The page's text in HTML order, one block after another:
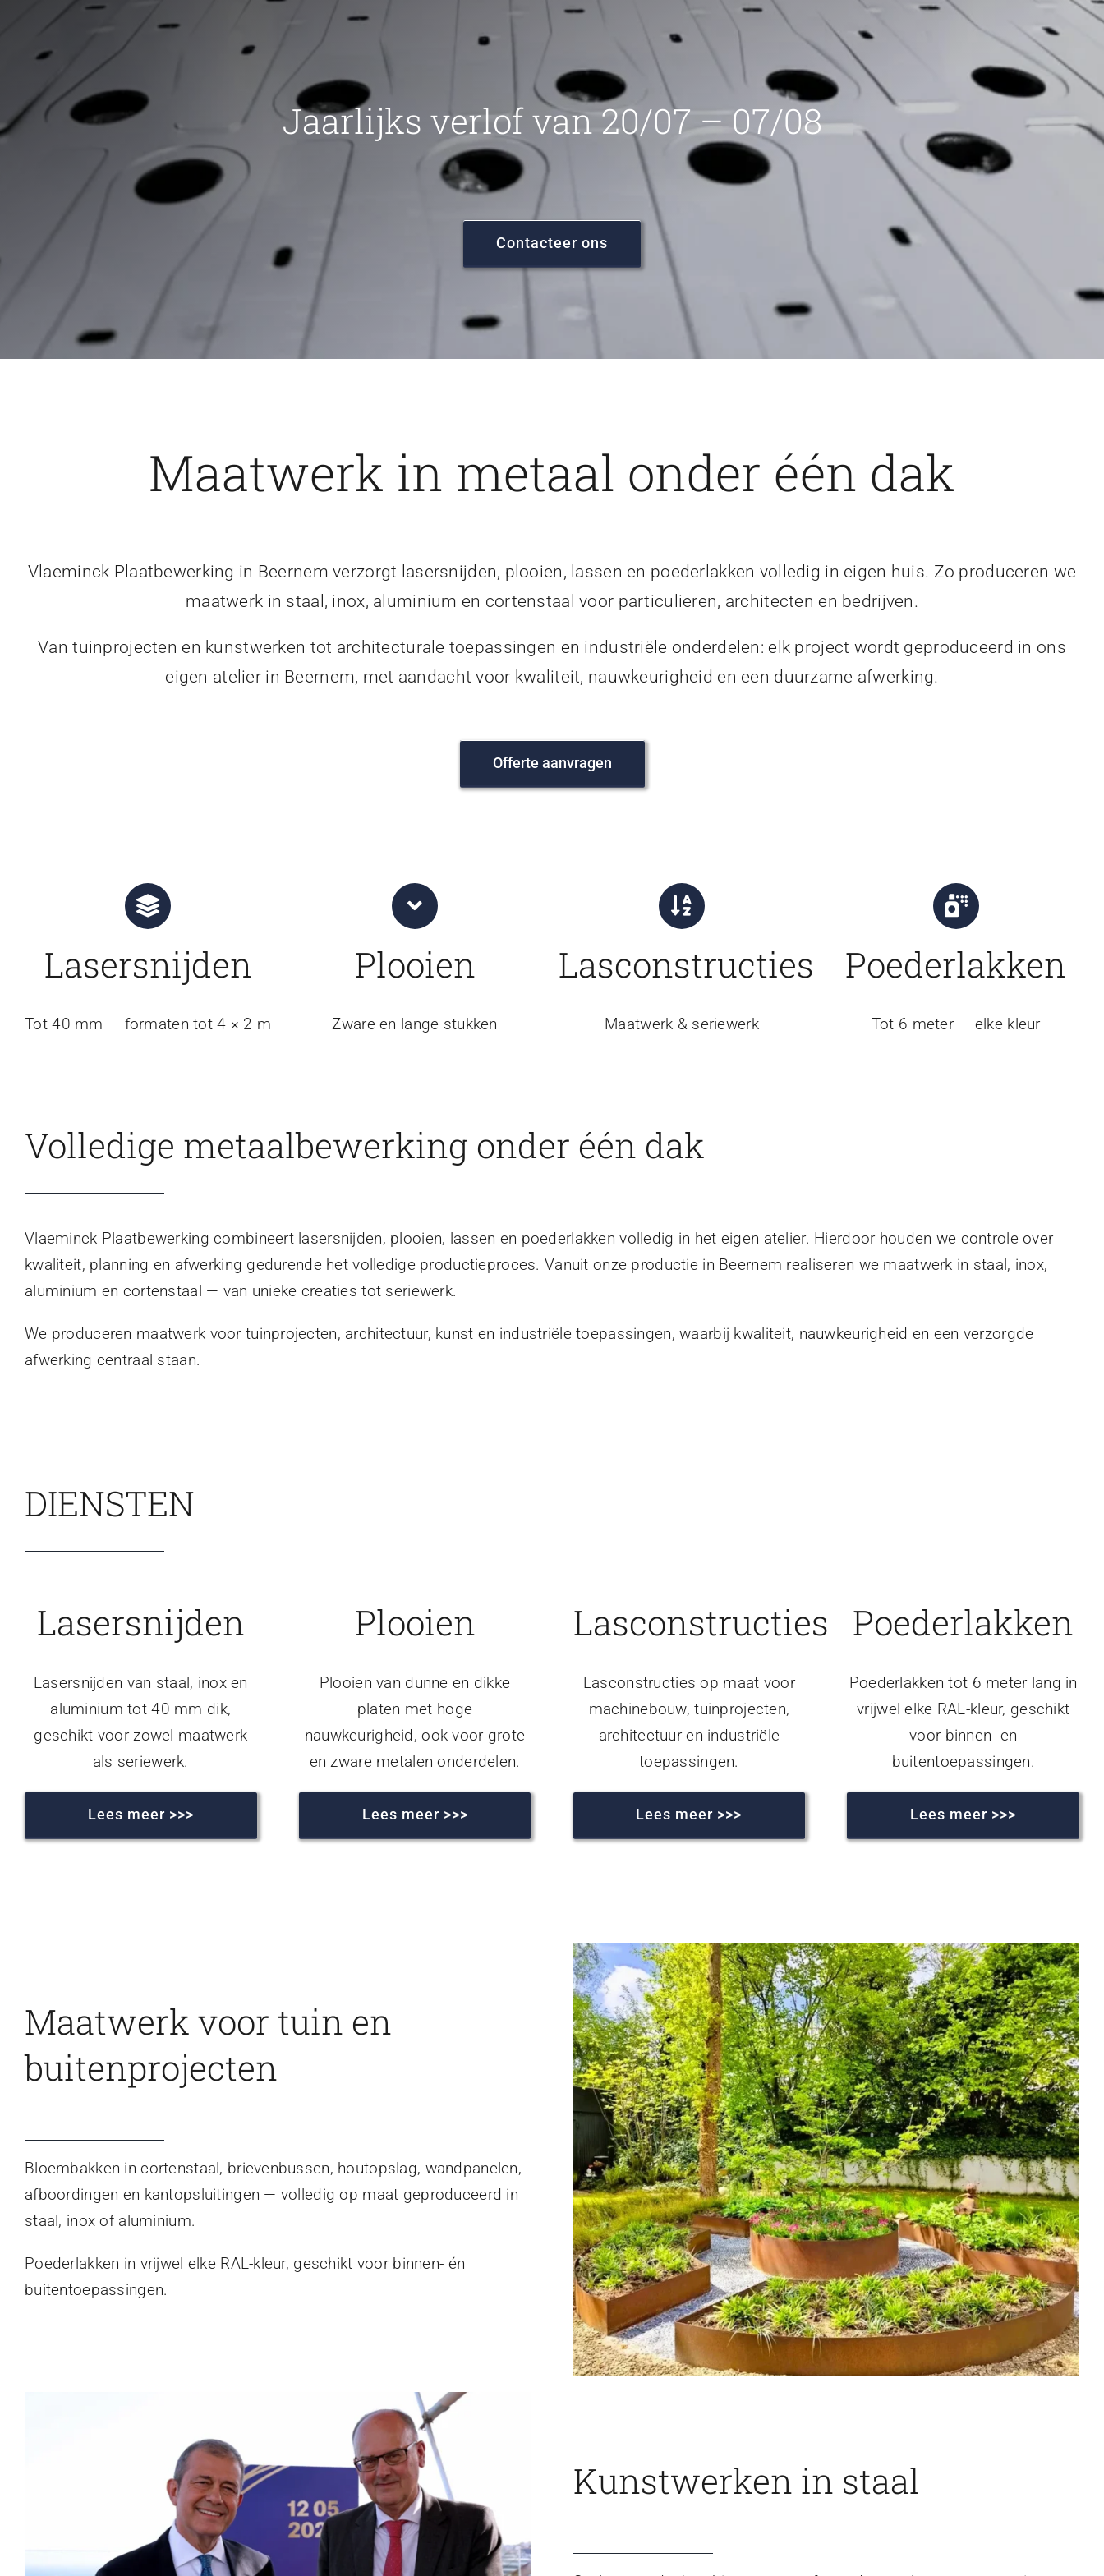
Jaarlijks verlof van 20/07 – 07/08
Contacteer ons
Maatwerk in metaal onder één dak
Vlaeminck Plaatbewerking in Beernem verzorgt lasersnijden, plooien, lassen en poederlakken volledig in eigen huis. Zo produceren we
maatwerk in staal, inox, aluminium en cortenstaal voor particulieren, architecten en bedrijven.
Van tuinprojecten en kunstwerken tot architecturale toepassingen en industriële onderdelen: elk project wordt geproduceerd in ons
eigen atelier in Beernem, met aandacht voor kwaliteit, nauwkeurigheid en een duurzame afwerking.
Offerte aanvragen
Lasersnijden
Tot 40 mm — formaten tot 4 × 2 m
Plooien
Zware en lange stukken
Lasconstructies
Maatwerk & seriewerk
Poederlakken
Tot 6 meter — elke kleur
Volledige metaalbewerking onder één dak
Vlaeminck Plaatbewerking combineert lasersnijden, plooien, lassen en poederlakken volledig in het eigen atelier. Hierdoor houden we controle over
kwaliteit, planning en afwerking gedurende het volledige productieproces. Vanuit onze productie in Beernem realiseren we maatwerk in staal, inox,
aluminium en cortenstaal — van unieke creaties tot seriewerk.
We produceren maatwerk voor tuinprojecten, architectuur, kunst en industriële toepassingen, waarbij kwaliteit, nauwkeurigheid en een verzorgde
afwerking centraal staan.
DIENSTEN
Lasersnijden
Lasersnijden van staal, inox en
aluminium tot 40 mm dik,
geschikt voor zowel maatwerk
als seriewerk.
Lees meer >>>
Plooien
Plooien van dunne en dikke
platen met hoge
nauwkeurigheid, ook voor grote
en zware metalen onderdelen.
Lees meer >>>
Lasconstructies
Lasconstructies op maat voor
machinebouw, tuinprojecten,
architectuur en industriële
toepassingen.
Lees meer >>>
Poederlakken
Poederlakken tot 6 meter lang in
vrijwel elke RAL-kleur, geschikt
voor binnen- en
buitentoepassingen.
Lees meer >>>
Maatwerk voor tuin en
buitenprojecten
Bloembakken in cortenstaal, brievenbussen, houtopslag, wandpanelen,
afboordingen en kantopsluitingen — volledig op maat geproduceerd in
staal, inox of aluminium.
Poederlakken in vrijwel elke RAL-kleur, geschikt voor binnen- én
buitentoepassingen.
Kunstwerken in staal